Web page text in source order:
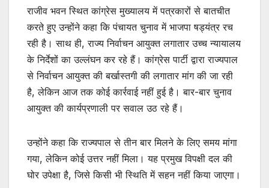
p o
k
राजीव भवन स्थित कांग्रेस मुख्यालय में पत्रकारों से बातचीत
करते हुए उन्होंने कहा कि पंचायत चुनाव में भाजपा षड्यंत्र रच
रही है। साथ ही, राज्य निर्वाचन आयुक्त लगातार उच्च न्यायालय
के निर्देशों का उल्लंघन कर रहे हैं। कांग्रेस पार्टी द्वारा राज्यपाल
से निर्वाचन आयुक्त की बर्खास्तगी की लगातार मांग की जा रही
है, लेकिन आज तक कोई कार्रवाई नहीं हुई है। बार-बार चुनाव
आयुक्त की कार्यप्रणाली पर सवाल उठ रहे हैं।
उन्होंने कहा कि राज्यपाल से तीन बार मिलने के लिए समय मांगा
गया, लेकिन कोई उत्तर नहीं मिला। यह प्रमुख विपक्षी दल की
घोर उपेक्षा है, जिसे किसी भी स्थिति में सहन नहीं किया जाएगा।